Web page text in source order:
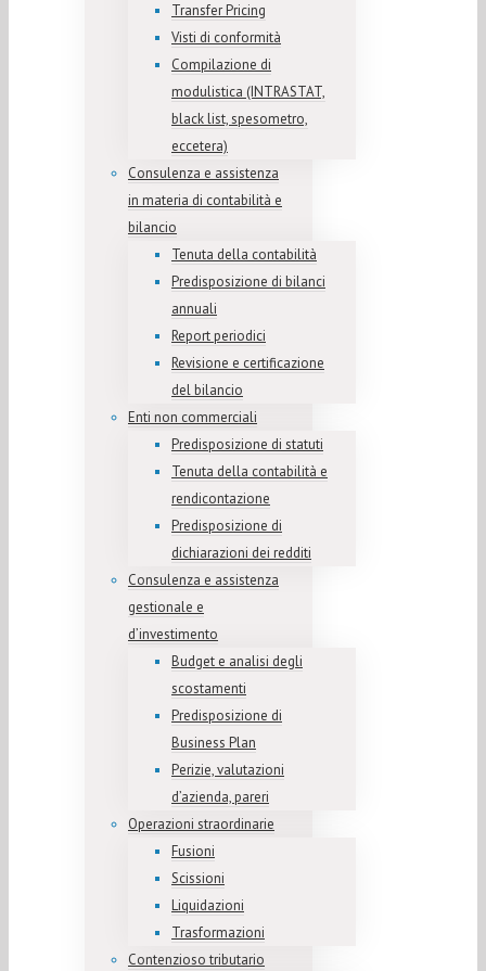
Transfer Pricing
Visti di conformità
Compilazione di
modulistica (INTRASTAT,
black list, spesometro,
eccetera)
Consulenza e assistenza
in materia di contabilità e
bilancio
Tenuta della contabilità
Predisposizione di bilanci
annuali
Report periodici
Revisione e certificazione
del bilancio
Enti non commerciali
Predisposizione di statuti
Tenuta della contabilità e
rendicontazione
Predisposizione di
dichiarazioni dei redditi
Consulenza e assistenza
gestionale e
d’investimento
Budget e analisi degli
scostamenti
Predisposizione di
Business Plan
Perizie, valutazioni
d’azienda, pareri
Operazioni straordinarie
Fusioni
Scissioni
Liquidazioni
Trasformazioni
Contenzioso tributario